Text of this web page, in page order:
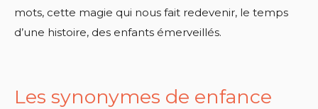
mots, cette magie qui nous fait redevenir, le temps
d’une histoire, des enfants émerveillés.
Les synonymes de enfance